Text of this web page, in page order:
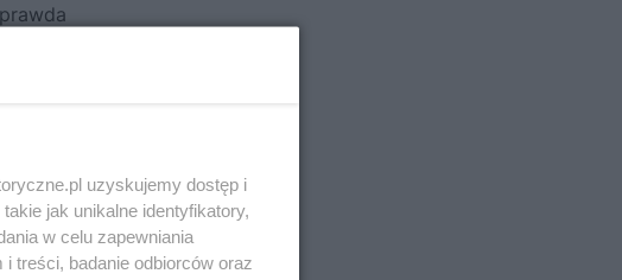
się
cysterkom z
Otóż
które
liści. Są one
to właśnie
uzyskujemy dostęp i
jak unikalne identyfikatory,
w celu zapewniania
treści, badanie odbiorców oraz